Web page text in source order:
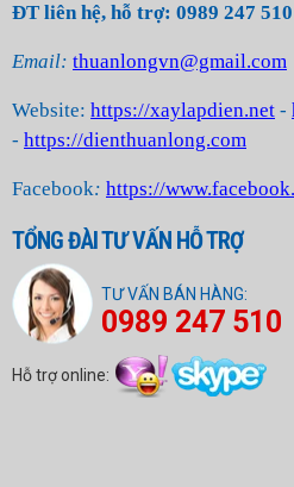
ĐT liên hệ, hỗ trợ: 0989 247
Email: thuanlongvn@gmail.com
Website: https://xaylapdien.net -
- https://dienthuanlong.com
Facebook: https://
TỔNG ĐÀI TƯ VẤN HỖ TRỢ
TƯ VẤN BÁN HÀNG:
0989 247 510
Hỗ trợ online: